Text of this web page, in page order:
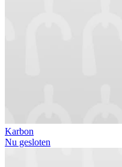
Karbon
Nu gesloten